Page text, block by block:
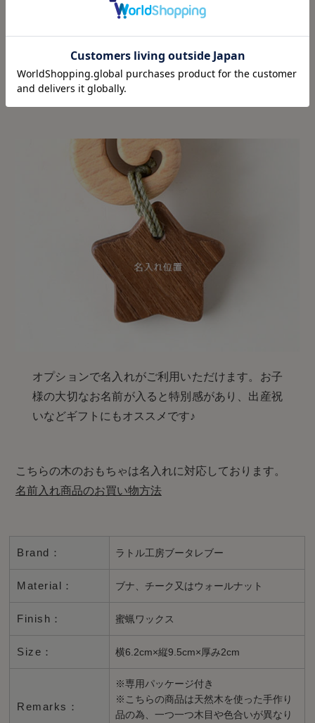
※画像はうずまきラトル/花です。
中に入った小豆がやさしく、柔らかい音を奏でま
す♪天然木に小豆、仕上げには蜜蝋ワックス。す
べて天然素材で作られた、安全でやさしいラトル
です。
オプションで名入れがご利用いただけます。お子
様の大切なお名前が入ると特別感があり、出産祝
いなどギフトにもオススメです♪
こちらの木のおもちゃは名入れに対応しております。
名前入れ商品のお買い物方法
Brand： ラトル工房ブータレブー
Material： ブナ、チーク又はウォールナット
Finish： 蜜蝋ワックス
Size： 横6.2cm×縦9.5cm×厚み2cm
Remarks：
※専用パッケージ付き
※こちらの商品は天然木を使った手作り
品の為、一つ一つ木目や色合いが異なり